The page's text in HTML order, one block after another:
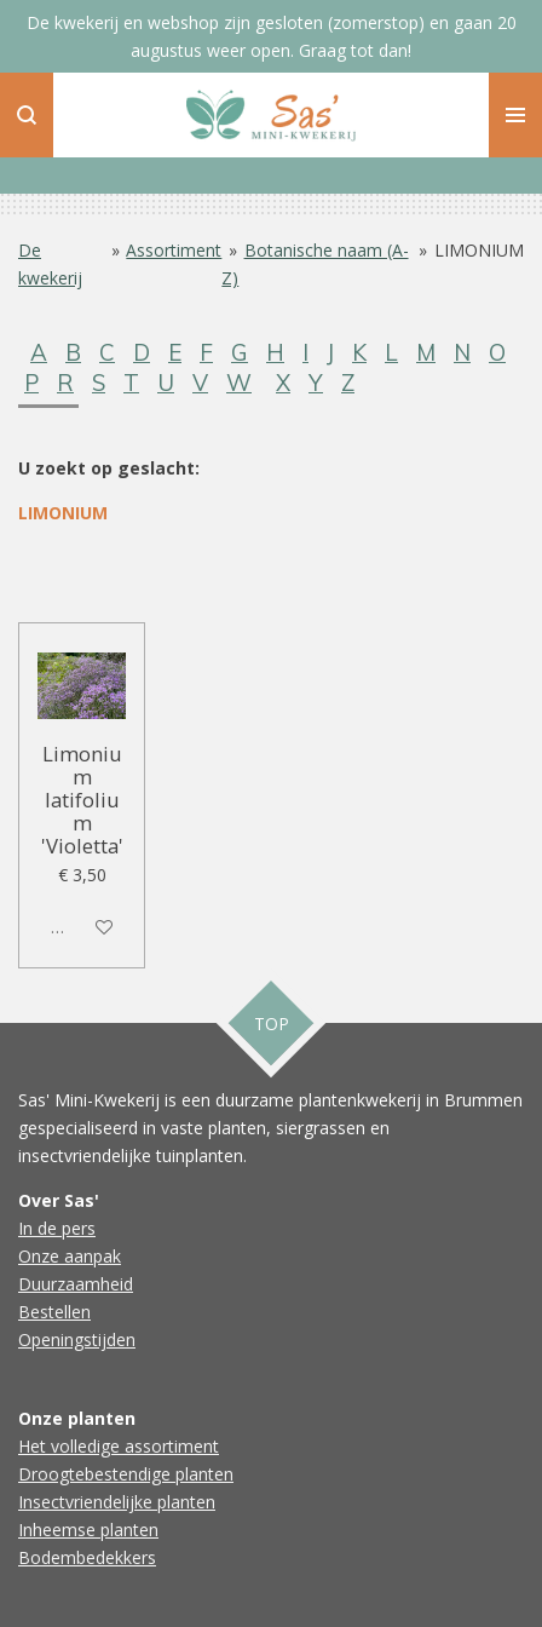
Ga
de
De kwekerij en webshop zijn gesloten (zomerstop) en gaan 20
augustus weer open. Graag tot dan!
De
kwekerij
» Assortiment » Botanische naam (A-
Z)
» LIMONIUM
A B C D E F G H I J K L M N
O
P
R S T U V W X Y Z
U zoekt op geslacht:
LIMONIUM
Limoniu
m
latifoliu
m
'Violetta'
€ 3,50
Uitgeschakeld
TOP
Sas' Mini-Kwekerij is een duurzame plantenkwekerij in Brummen
gespecialiseerd in vaste planten, siergrassen en
insectvriendelijke tuinplanten.
Over Sas'
In de pers
Onze aanpak
Duurzaamheid
Bestellen
Openingstijden
Onze planten
Het volledige assortiment
Droogtebestendige planten
Insectvriendelijke planten
Inheemse planten
Bodembedekkers